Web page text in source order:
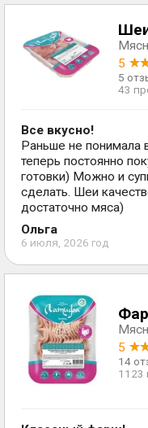
5
5
43
Все вкусно!
Раньше не понимала
теперь постоянно
готовки) Можно и
сделать. Шеи
достаточно мяса)
Ольга
6 июля, 2026 год
5
14
1123